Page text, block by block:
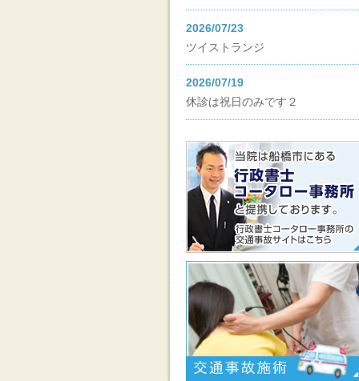
2026/07/23
ツイストランジ
2026/07/19
休診は祝日のみです２